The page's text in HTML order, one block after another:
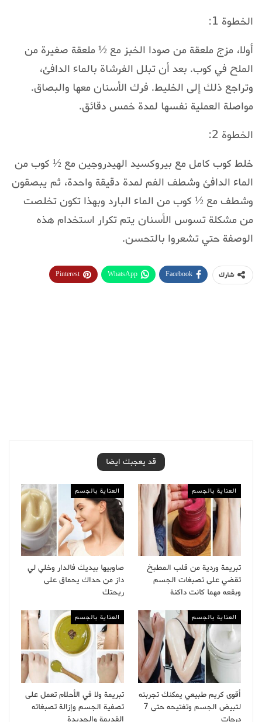
الخطوة 1:
أولا، مزج ملعقة من صودا الخبز مع ½ ملعقة صغيرة من
الملح في كوب. بعد أن تبلل الفرشاة بالماء الدافئ،
وتراجع ذلك إلى الخليط. فرك الأسنان معها والبصاق.
مواصلة العملية نفسها لمدة خمس دقائق.
الخطوة 2:
خلط كوب كامل مع بيروكسيد الهيدروجين مع ½ كوب من
الماء الدافئ وشطف الفم لمدة دقيقة واحدة، ثم يبصقون
وشطف مع ½ كوب من الماء البارد وبهذا تكون تخلصت
من مشكلة تسوس الأسنان يتم تكرار استخدام هذه
الوصفة حتي تشعروا بالتحسن.
شارك Facebook
WhatsApp
Pinterest
قد يعجبك ايضا
العناية بالجسم
تبريمة وردية من قلب المطبخ
تقضي على تصبغات الجسم
وبقعه مهما كانت داكنة
العناية بالجسم
صاوبيها بيديك فالدار وخلي لي
داز من حداك يحماق على
ريحتك
العناية بالجسم
أقوى كريم طبيعي يمكنك تجربته
لتبيض الجسم وتفتيحه حتى 7
درجات
العناية بالجسم
تبريمة ولا في الأحلام تعمل على
تصفية الجسم وإزالة تصبغاته
القديمة والجديدة